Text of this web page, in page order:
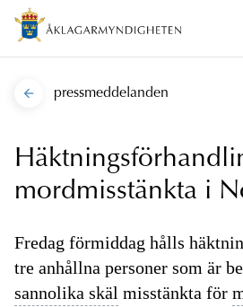
pressmeddelanden
mordmisstänkta i
Fredag förmiddag hålls
tre anhållna personer som är
sannolika skäl misstänkta för